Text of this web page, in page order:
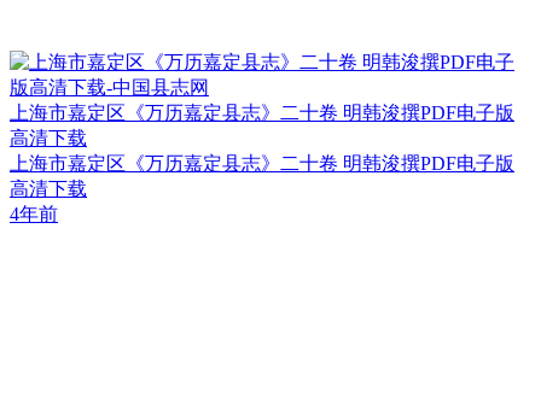
上海市嘉定区《万历嘉定县志》二十卷 明韩浚撰PDF电子版
高清下载
上海市嘉定区《万历嘉定县志》二十卷 明韩浚撰PDF电子版
高清下载
4年前